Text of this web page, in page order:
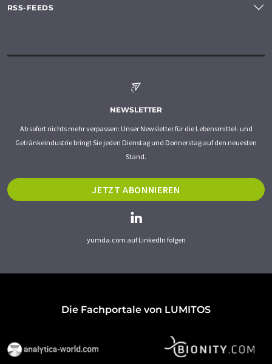
RSS-FEEDS
NEWSLETTER
Ab sofort nichts mehr verpassen: Unser Newsletter für die Lebensmittel- und
Getränkeindustrie bringt Sie jeden Dienstag und Donnerstag auf den neuesten
Stand.
JETZT ABONNIEREN
yumda.com auf LinkedIn folgen
Die Fachportale von LUMITOS